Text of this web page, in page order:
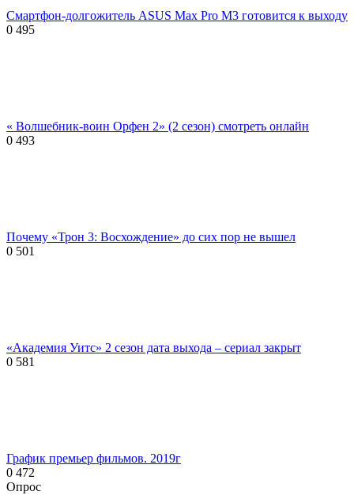
Смартфон-долгожитель ASUS Max Pro M3 готовится к выходу
0 495
« Волшебник-воин Орфен 2» (2 сезон) смотреть онлайн
0 493
Почему «Трон 3: Восхождение» до сих пор не вышел
0 501
«Академия Уитс» 2 сезон дата выхода – сериал закрыт
0 581
График премьер фильмов. 2019г
0 472
Опрос